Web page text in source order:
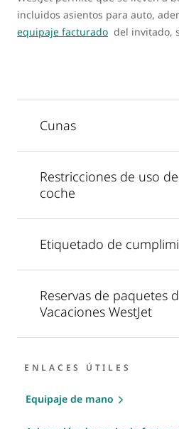
incluidos asientos para auto,
equipaje facturado del invitado,
Cunas
Restricciones de uso
coche
Etiquetado de
Reservas de paquetes
Vacaciones WestJet
ENLACES ÚTILES
Equipaje de mano